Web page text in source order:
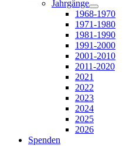
Jahrgänge
1968-1970
1971-1980
1981-1990
1991-2000
2001-2010
2011-2020
2021
2022
2023
2024
2025
2026
Spenden